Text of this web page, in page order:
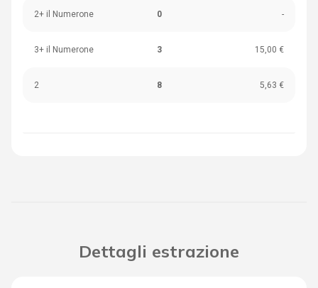
2+ il Numerone 0 -
3+ il Numerone 3 15,00 €
2 8 5,63 €
Dettagli estrazione